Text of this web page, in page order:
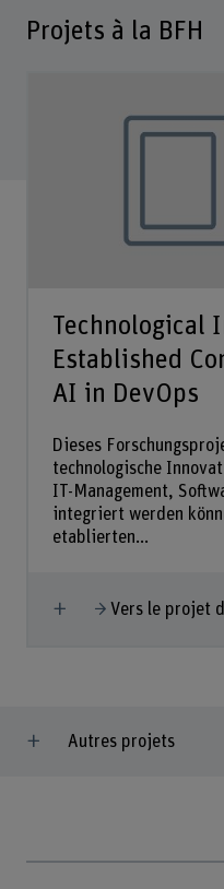
Projets à la BFH
Technological
Established
AI in DevOps
Dieses
technologische
IT-Management,
integriert werden
etablierten...
Afficher plus
Vers le projet
Autres projets